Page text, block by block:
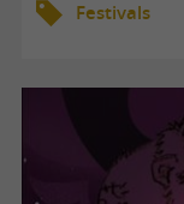
Festivals